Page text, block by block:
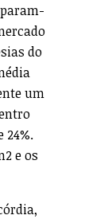
do
um
24%.
e os